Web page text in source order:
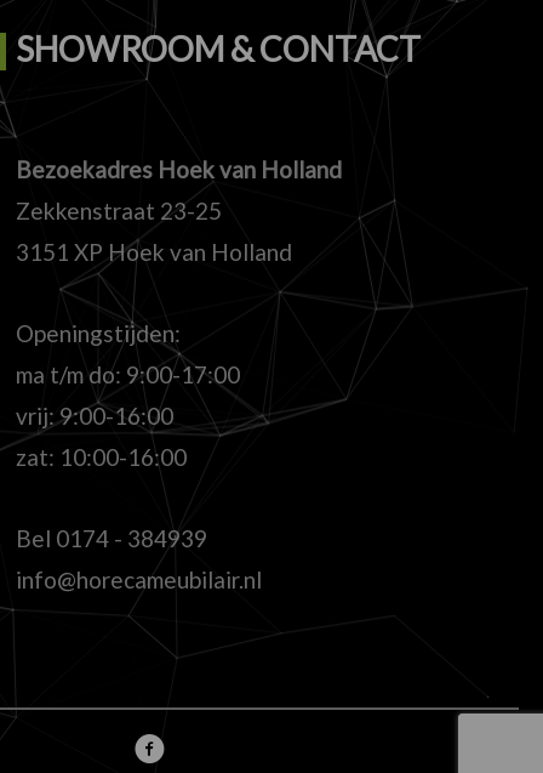
SHOWROOM & CONTACT
Bezoekadres Hoek van Holland
Zekkenstraat 23-25
3151 XP Hoek van Holland
Openingstijden:
ma t/m do: 9:00-17:00
vrij: 9:00-16:00
zat: 10:00-16:00
Bel 0174 - 384939
info@horecameubilair.nl